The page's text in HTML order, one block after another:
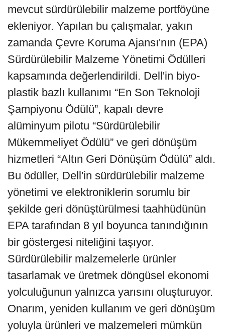
mevcut sürdürülebilir malzeme portföyüne
ekleniyor. Yapılan bu çalışmalar, yakın
zamanda Çevre Koruma Ajansı'nın (EPA)
Sürdürülebilir Malzeme Yönetimi Ödülleri
kapsamında değerlendirildi. Dell'in biyo-
plastik bazlı kullanımı “En Son Teknoloji
Şampiyonu Ödülü”, kapalı devre
alüminyum pilotu “Sürdürülebilir
Mükemmeliyet Ödülü” ve geri dönüşüm
hizmetleri “Altın Geri Dönüşüm Ödülü” aldı.
Bu ödüller, Dell'in sürdürülebilir malzeme
yönetimi ve elektroniklerin sorumlu bir
şekilde geri dönüştürülmesi taahhüdünün
EPA tarafından 8 yıl boyunca tanındığının
bir göstergesi niteliğini taşıyor.
Sürdürülebilir malzemelerle ürünler
tasarlamak ve üretmek döngüsel ekonomi
yolculuğunun yalnızca yarısını oluşturuyor.
Onarım, yeniden kullanım ve geri dönüşüm
yoluyla ürünleri ve malzemeleri mümkün